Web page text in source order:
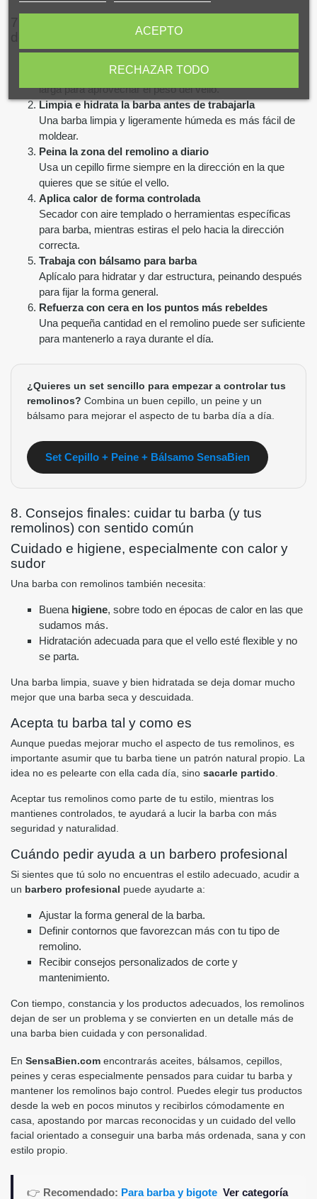
Muy corta para que el remolino no se marque, o más
larga para aprovechar el peso del vello.
Limpia e hidrata la barba antes de trabajarla
Una barba limpia y ligeramente húmeda es más fácil de
moldear.
Peina la zona del remolino a diario
Usa un cepillo firme siempre en la dirección en la que
quieres que se sitúe el vello.
Aplica calor de forma controlada
Secador con aire templado o herramientas específicas
para barba, mientras estiras el pelo hacia la dirección
correcta.
Trabaja con bálsamo para barba
Aplícalo para hidratar y dar estructura, peinando después
para fijar la forma general.
Refuerza con cera en los puntos más rebeldes
Una pequeña cantidad en el remolino puede ser suficiente
para mantenerlo a raya durante el día.
¿Quieres un set sencillo para empezar a controlar tus
remolinos? Combina un buen cepillo, un peine y un
bálsamo para mejorar el aspecto de tu barba día a día.
Set Cepillo + Peine + Bálsamo SensaBien
8. Consejos finales: cuidar tu barba (y tus
remolinos) con sentido común
Cuidado e higiene, especialmente con calor y
sudor
Una barba con remolinos también necesita:
Buena higiene, sobre todo en épocas de calor en las que
sudamos más.
Hidratación adecuada para que el vello esté flexible y no
se parta.
Una barba limpia, suave y bien hidratada se deja domar mucho
mejor que una barba seca y descuidada.
Acepta tu barba tal y como es
Aunque puedas mejorar mucho el aspecto de tus remolinos, es
importante asumir que tu barba tiene un patrón natural propio. La
idea no es pelearte con ella cada día, sino sacarle partido
Aceptar tus remolinos como parte de tu estilo, mientras los
mantienes controlados, te ayudará a lucir la barba con más
seguridad y naturalidad.
Cuándo pedir ayuda a un barbero profesional
Si sientes que tú solo no encuentras el estilo adecuado, acudir a
un barbero profesional puede ayudarte a:
Ajustar la forma general de la barba.
Definir contornos que favorezcan más con tu tipo de
remolino.
Recibir consejos personalizados de corte y
mantenimiento.
Con tiempo, constancia y los productos adecuados, los remolinos
dejan de ser un problema y se convierten en un detalle más de
una barba bien cuidada y con personalidad.
En SensaBien.com encontrarás aceites, bálsamos, cepillos,
peines y ceras especialmente pensados para cuidar tu barba y
mantener los remolinos bajo control. Puedes elegir tus productos
desde la web en pocos minutos y recibirlos cómodamente en
casa, apostando por marcas reconocidas y un cuidado del vello
facial orientado a conseguir una barba más ordenada, sana y con
estilo propio.
👉 Recomendado: Para barba y bigote Ver categoría
RECHAZAR TODO
ACEPTO